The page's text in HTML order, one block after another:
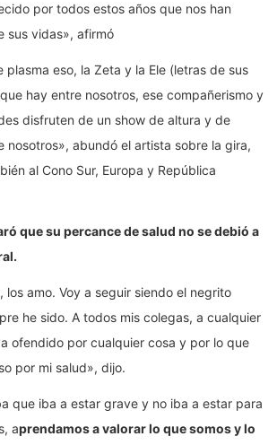
por todos estos años que nos han
sus vidas», afirmó
plasma eso, la Zeta y la Ele (letras de sus
hay entre nosotros, ese compañerismo y
disfruten de un show de altura y de
nosotros», abundó el artista sobre la gira,
al Cono Sur, Europa y República
que su percance de salud no se debió a
los amo. Voy a seguir siendo el negrito
he sido. A todos mis colegas, a cualquier
ofendido por cualquier cosa y por lo que
por mi salud», dijo.
que iba a estar grave y no iba a estar para
aprendamos a valorar lo que somos y lo